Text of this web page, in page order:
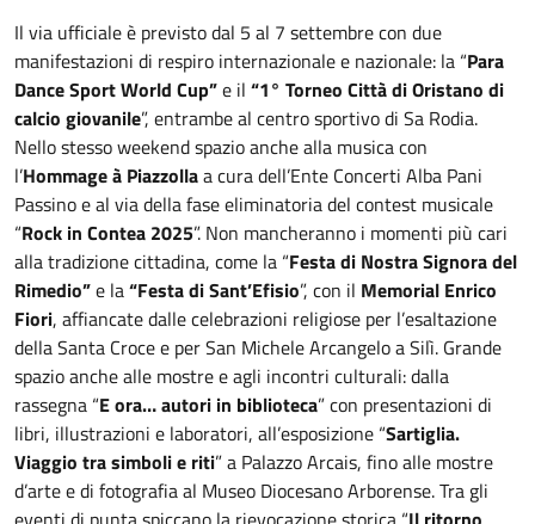
Il via ufficiale è previsto dal 5 al 7 settembre con due
manifestazioni di respiro internazionale e nazionale: la “Para
Dance Sport World Cup”e il “1° Torneo Città di Oristano di
calcio giovanile”, entrambe al centro sportivo di Sa Rodia.
Nello stesso weekend spazio anche alla musica con
l’Hommage à Piazzollaa cura dell’Ente Concerti Alba Pani
Passino e al via della fase eliminatoria del contest musicale
“Rock in Contea 2025”. Non mancheranno i momenti più cari
alla tradizione cittadina, come la “Festa di Nostra Signora del
Rimedio”e la“Festa di Sant’Efisio”, con il Memorial Enrico
Fiori, affiancate dalle celebrazioni religiose per l’esaltazione
della Santa Croce e per San Michele Arcangelo a Silì. Grande
spazio anche alle mostre e agli incontri culturali: dalla
rassegna “E ora… autori in biblioteca” con presentazioni di
libri, illustrazioni e laboratori, all’esposizione “Sartiglia.
Viaggio tra simboli e riti” a Palazzo Arcais, fino alle mostre
d’arte e di fotografia al Museo Diocesano Arborense. Tra gli